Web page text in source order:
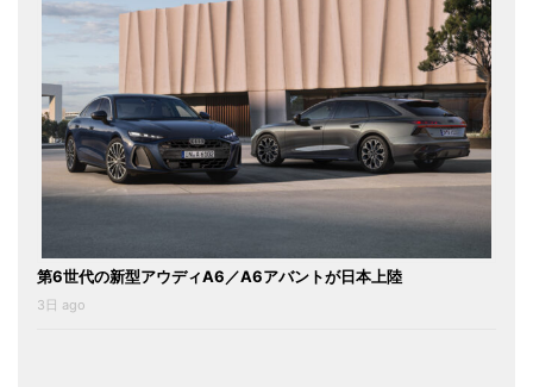
第6世代の新型アウディA6／A6アバントが日本上陸
3日 ago